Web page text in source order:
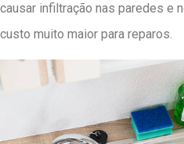
causar infiltração nas paredes e
custo muito maior para reparos.